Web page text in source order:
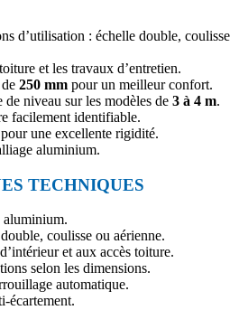
d’utilisation : échelle double, coulisse
et les travaux d’entretien.
250 mm pour un meilleur confort.
de niveau sur les modèles de 3 à 4 m.
facilement identifiable.
une excellente rigidité.
aluminium.
TECHNIQUES
aluminium.
coulisse ou aérienne.
et aux accès toiture.
selon les dimensions.
automatique.
écartement.